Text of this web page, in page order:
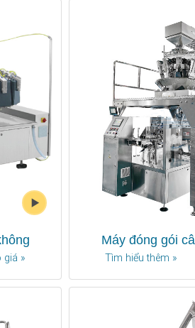
giá »
Máy đóng gói
Tìm hiểu thêm »